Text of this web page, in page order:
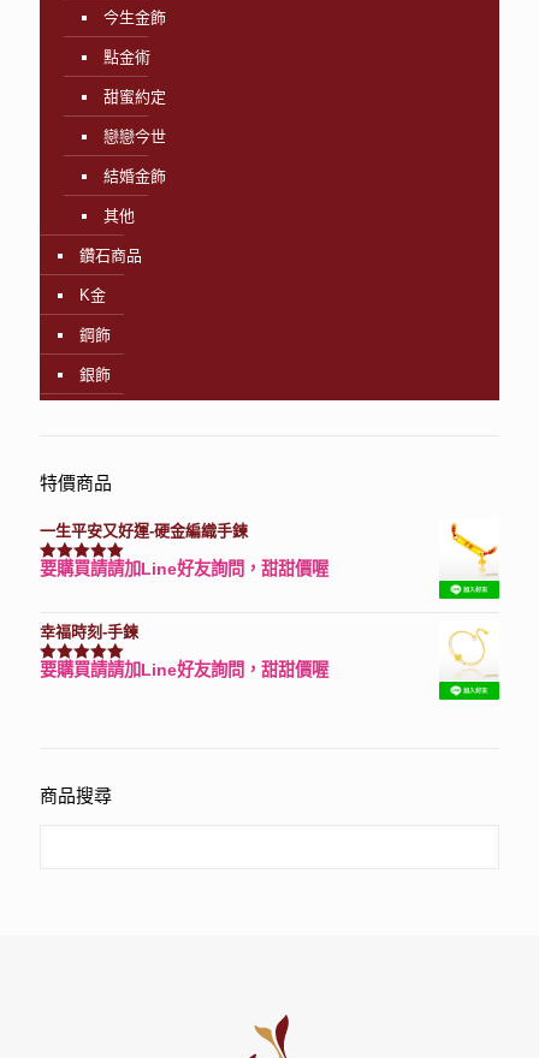
今生金飾
點金術
甜蜜約定
戀戀今世
結婚金飾
其他
鑽石商品
K金
鋼飾
銀飾
特價商品
一生平安又好運-硬金編織手鍊
評分7740滿分 5
要購買請請加Line好友詢問，甜甜價喔
幸福時刻-手鍊
評分3150滿分 5
要購買請請加Line好友詢問，甜甜價喔
商品搜尋